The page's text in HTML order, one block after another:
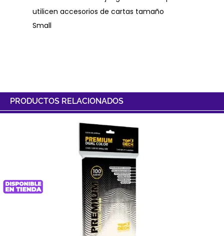
utilicen accesorios de cartas tamaño
Small
PRODUCTOS RELACIONADOS